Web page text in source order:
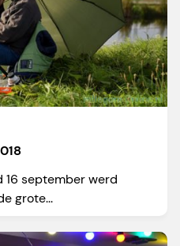
16 september werd
grote...